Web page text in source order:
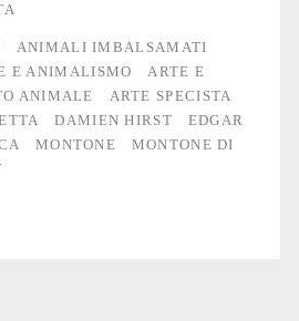
ANIMALI IMBALSAMATI
E ANIMALISMO
ARTE E
ANIMALE
ARTE SPECISTA
DAMIEN HIRST
EDGAR
MONTONE
MONTONE DI